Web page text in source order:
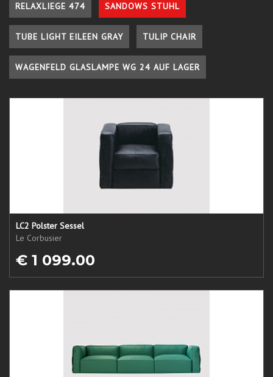
RELAXLIEGE 474 SANDOWS STUHL
TUBE LIGHT EILEEN GRAY TULIP CHAIR
WAGENFELD GLASLAMPE WG 24 AUF LAGER
LC2 Polster Sessel
Le Corbusier
€ 1 099.00